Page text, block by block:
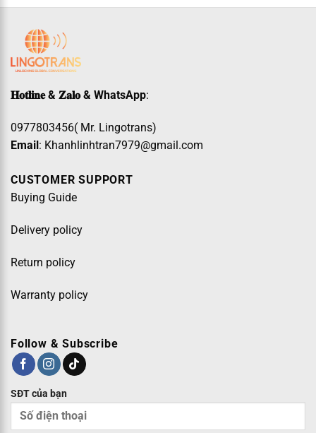
𝐇𝐨𝐭𝐥𝐢𝐧𝐞 & 𝐙𝐚𝐥𝐨 & WhatsApp:
0977803456( Mr. Lingotrans)
Email : Khanhlinhtran7979@gmail.com
CUSTOMER SUPPORT
Buying Guide
Delivery policy
Return policy
Warranty policy
Follow & Subscribe
SĐT của bạn